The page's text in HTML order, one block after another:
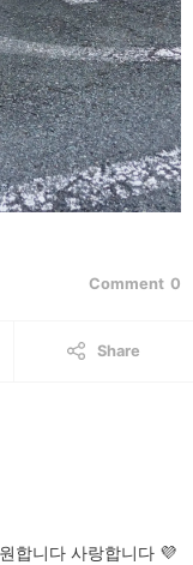
Comment 0
Share
합니다 사랑합니다 💜